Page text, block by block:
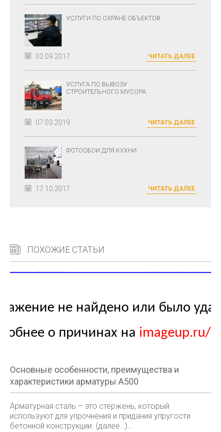
УСЛУГИ ПО ОХРАНЕ ОБЪЕКТОВ
02.09.2017 ЧИТАТЬ ДАЛЕЕ
УСЛУГА ПО ВЫВОЗУ
СТРОИТЕЛЬНОГО МУСОРА
07.03.2019 ЧИТАТЬ ДАЛЕЕ
ФОТООБОИ ДЛЯ КУХНИ
17.10.2017 ЧИТАТЬ ДАЛЕЕ
ПОХОЖИЕ СТАТЬИ
Основные особенности, преимущества и
характеристики арматуры А500
Арматурная сталь – это стержень, который
используют для упрочнения и придания упругости
бетонной конструкции. (далее…)...